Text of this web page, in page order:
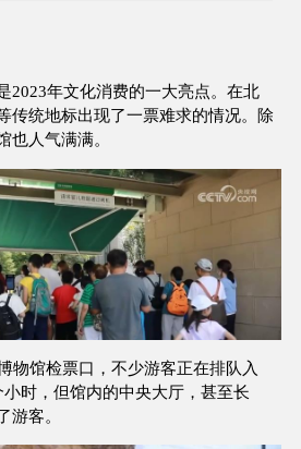
2023年文化消费的一大亮点。在北
传统地标出现了一票难求的情况。除
也人气满满。
物馆检票口，不少游客正在排队入
时，但馆内的中央大厅，甚至长
游客。